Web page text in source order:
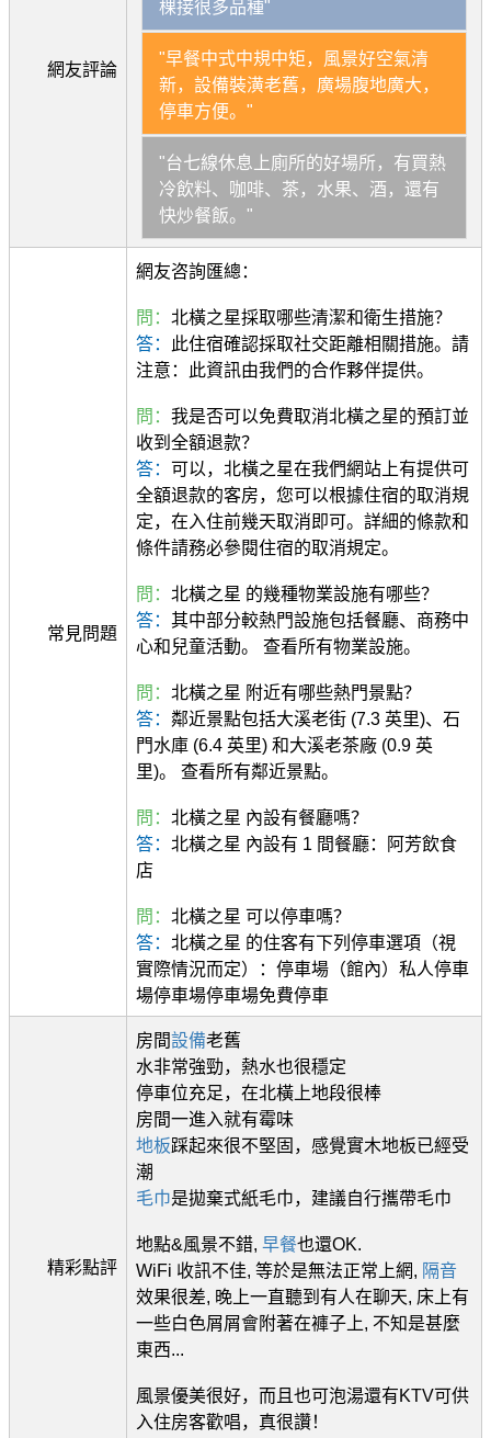
網友評論
棵接很多品種"
"早餐中式中規中矩，風景好空氣清
新，設備裝潢老舊，廣場腹地廣大，
停車方便。"
"台七線休息上廁所的好場所，有買熱
冷飲料、咖啡、茶，水果、酒，還有
快炒餐飯。"
常見問題
網友咨詢匯總：
問： 北橫之星採取哪些清潔和衛生措施？
答：
此住宿確認採取社交距離相關措施。請
注意：此資訊由我們的合作夥伴提供。
問： 我是否可以免費取消北橫之星的預訂並
收到全額退款？
答： 可以，北橫之星在我們網站上有提供可
全額退款的客房，您可以根據住宿的取消規
定，在入住前幾天取消即可。詳細的條款和
條件請務必參閱住宿的取消規定。
問： 北橫之星 的幾種物業設施有哪些？
答： 其中部分較熱門設施包括餐廳、商務中
心和兒童活動。 查看所有物業設施。
問： 北橫之星 附近有哪些熱門景點？
答： 鄰近景點包括大溪老街 (7.3 英里)、石
門水庫 (6.4 英里) 和大溪老茶廠 (0.9 英
里)。 查看所有鄰近景點。
問： 北橫之星 內設有餐廳嗎？
答： 北橫之星 內設有 1 間餐廳：阿芳飲食
店
問： 北橫之星 可以停車嗎？
答： 北橫之星 的住客有下列停車選項（視
實際情況而定）：停車場（館內）私人停車
場停車場停車場免費停車
精彩點評
房間設備老舊
水非常強勁，熱水也很穩定
停車位充足，在北橫上地段很棒
房間一進入就有霉味
地板踩起來很不堅固，感覺實木地板已經受
潮
毛巾是拋棄式紙毛巾，建議自行攜帶毛巾
地點&風景不錯, 早餐也還OK.
WiFi 收訊不佳, 等於是無法正常上網, 隔音
效果很差, 晚上一直聽到有人在聊天, 床上有
一些白色屑屑會附著在褲子上, 不知是甚麼
東西...
風景優美很好，而且也可泡湯還有KTV可供
入住房客歡唱，真很讚！